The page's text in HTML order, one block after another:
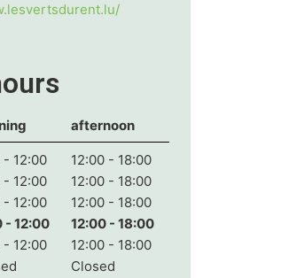
afternoon
- 12:00
12:00 - 18:00
- 12:00
12:00 - 18:00
- 12:00
12:00 - 18:00
- 12:00
12:00 - 18:00
- 12:00
12:00 - 18:00
Closed